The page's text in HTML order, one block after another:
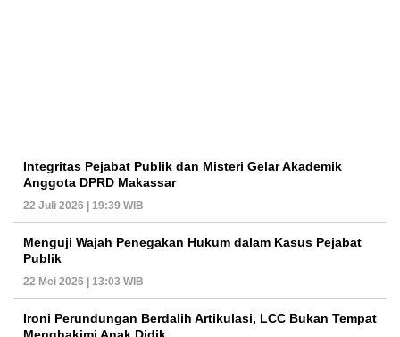
Integritas Pejabat Publik dan Misteri Gelar Akademik
Anggota DPRD Makassar
22 Juli 2026 | 19:39 WIB
Menguji Wajah Penegakan Hukum dalam Kasus Pejabat
Publik
22 Mei 2026 | 13:03 WIB
Ironi Perundungan Berdalih Artikulasi, LCC Bukan Tempat